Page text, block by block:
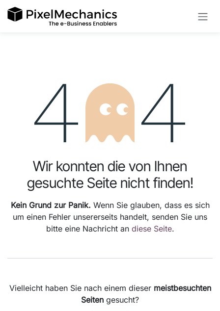
Zum Inhalt springen
Fehler 404
Wir konnten die von Ihnen
gesuchte Seite nicht finden!
Kein Grund zur Panik. Wenn Sie glauben, dass es sich
um einen Fehler unsererseits handelt, senden Sie uns
bitte eine Nachricht an diese Seite.
Vielleicht haben Sie nach einem dieser meistbesuchten
Seiten gesucht?